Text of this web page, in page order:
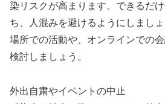
染リスクが高まります。できるだ
ち、人混みを避けるようにしまし
場所での活動や、オンラインでの
検討しましょう。
外出自粛やイベントの中止